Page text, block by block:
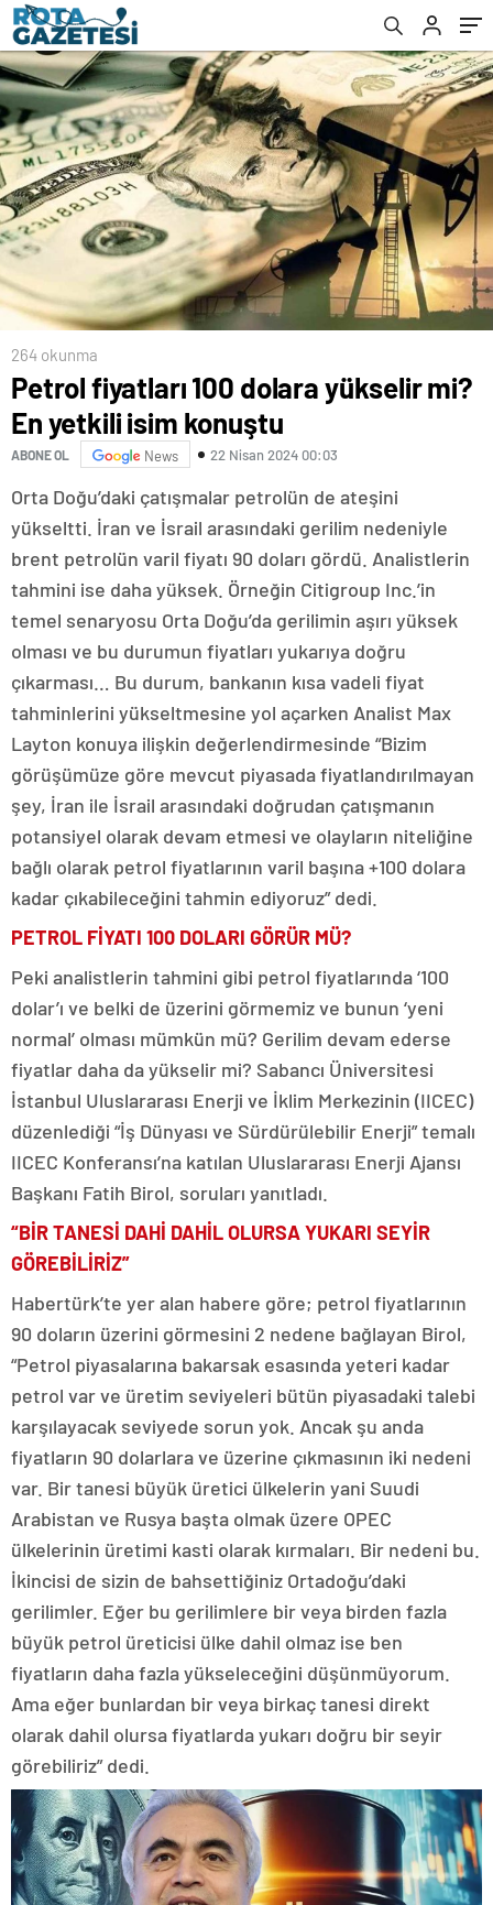
264 okunma
Petrol fiyatları 100 dolara yükselir mi?
En yetkili isim konuştu
ABONE OL News 22 Nisan 2024 00:03
Orta Doğu’daki çatışmalar petrolün de ateşini
yükseltti. İran ve İsrail arasındaki gerilim nedeniyle
brent petrolün varil fiyatı 90 doları gördü. Analistlerin
tahmini ise daha yüksek. Örneğin Citigroup Inc.’in
temel senaryosu Orta Doğu’da gerilimin aşırı yüksek
olması ve bu durumun fiyatları yukarıya doğru
çıkarması… Bu durum, bankanın kısa vadeli fiyat
tahminlerini yükseltmesine yol açarken Analist Max
Layton konuya ilişkin değerlendirmesinde “Bizim
görüşümüze göre mevcut piyasada fiyatlandırılmayan
şey, İran ile İsrail arasındaki doğrudan çatışmanın
potansiyel olarak devam etmesi ve olayların niteliğine
bağlı olarak petrol fiyatlarının varil başına +100 dolara
kadar çıkabileceğini tahmin ediyoruz” dedi.
PETROL FİYATI 100 DOLARI GÖRÜR MÜ?
Peki analistlerin tahmini gibi petrol fiyatlarında ‘100
dolar’ı ve belki de üzerini görmemiz ve bunun ‘yeni
normal’ olması mümkün mü? Gerilim devam ederse
fiyatlar daha da yükselir mi? Sabancı Üniversitesi
İstanbul Uluslararası Enerji ve İklim Merkezinin (IICEC)
düzenlediği “İş Dünyası ve Sürdürülebilir Enerji” temalı
IICEC Konferansı’na katılan Uluslararası Enerji Ajansı
Başkanı Fatih Birol, soruları yanıtladı.
“BİR TANESİ DAHİ DAHİL OLURSA YUKARI SEYİR
GÖREBİLİRİZ”
Habertürk’te yer alan habere göre; petrol fiyatlarının
90 doların üzerini görmesini 2 nedene bağlayan Birol,
“Petrol piyasalarına bakarsak esasında yeteri kadar
petrol var ve üretim seviyeleri bütün piyasadaki talebi
karşılayacak seviyede sorun yok. Ancak şu anda
fiyatların 90 dolarlara ve üzerine çıkmasının iki nedeni
var. Bir tanesi büyük üretici ülkelerin yani Suudi
Arabistan ve Rusya başta olmak üzere OPEC
ülkelerinin üretimi kasti olarak kırmaları. Bir nedeni bu.
İkincisi de sizin de bahsettiğiniz Ortadoğu’daki
gerilimler. Eğer bu gerilimlere bir veya birden fazla
büyük petrol üreticisi ülke dahil olmaz ise ben
fiyatların daha fazla yükseleceğini düşünmüyorum.
Ama eğer bunlardan bir veya birkaç tanesi direkt
olarak dahil olursa fiyatlarda yukarı doğru bir seyir
görebiliriz” dedi.